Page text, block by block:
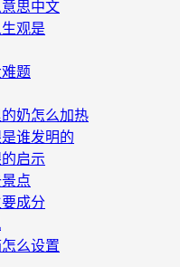
思中文
观是
题
奶怎么加热
谁发明的
启示
点
成分
么设置